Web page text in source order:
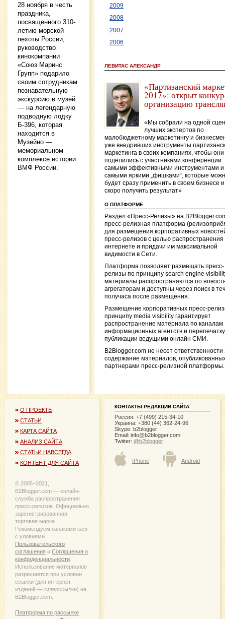
28 ноября в честь
праздника,
посвященного 310-
летию морской
пехоты России,
руководство
кинокомпании
«Союз Маринс
Групп» подарило
своим сотрудникам
познавательную
экскурсию в музей
— на легендарную
подводную лодку
Б-396, которая
находится в
Музейно —
мемориальном
комплексе истории
ВМФ России.
2009
2008
2007
2006
ЛЕВИТАС АЛЕКСАНДР
«Партизанский
2017»: открыт
организацию
«Мы собрали на одной
лучших экспертов по
малобюджетному маркетингу и
уже внедривших инструменты
маркетинга в своих компаниях, чтобы они
поделились с участниками конференции
самыми эффективными инструментами и
самыми яркими „фишками“, которые
будет сразу применить в своем бизнесе
скоро получить результат»
О ПЛАТФОРМЕ
Раздел «Пресс-Релизы» на
пресс-релизная платформа
для размещения корпоративных
пресс-релизов с целью распространения
интернете и придачи им максимальной
видимости в Сети.
Платформа позволяет размещать пресс-
релизы по принципу search engine
материалы распространяются по
агрегаторам и доступны через поиск в
получаса после размещения.
Размещение корпоративных пресс-
принципу media visibility гарантирует
распространение материала по каналам
информационных агентств и перепечатку
публикации ведущими онлайн СМИ.
B2Blogger.com не несет ответственности
содержание материалов,
партнерами пресс-релизной платформы.
О ПРОЕКТЕ
СТАТЬИ
КАРТА САЙТА
АНАЛИЗ САЙТА
СТАТЬИ НАВСЕГДА
КОНТЕНТ ДЛЯ САЙТА
© 2005−2021,
B2Blogger.com — онлайн-
служба распространения
пресс-релизов. Официально
зарегистрированная
торговая марка.
Рекомендуем ознакомиться
с уловиями
Пользовательского
соглашения и Соглашения о
конфиденциальности
Использование материалов
разрешается при условии
ссылки (для интернет-
изданий — гиперссылки) на
B2Blogger.com.
Платформа по рассылке
КОНТАКТЫ РЕДАКЦИИ САЙТА
Россия: +7 (499) 215-34-10
Украина: +380 (44) 362-24-96
Skype: b2blogger
Email: info@b2blogger.com
Twitter: @b2blogger
IPhone Android